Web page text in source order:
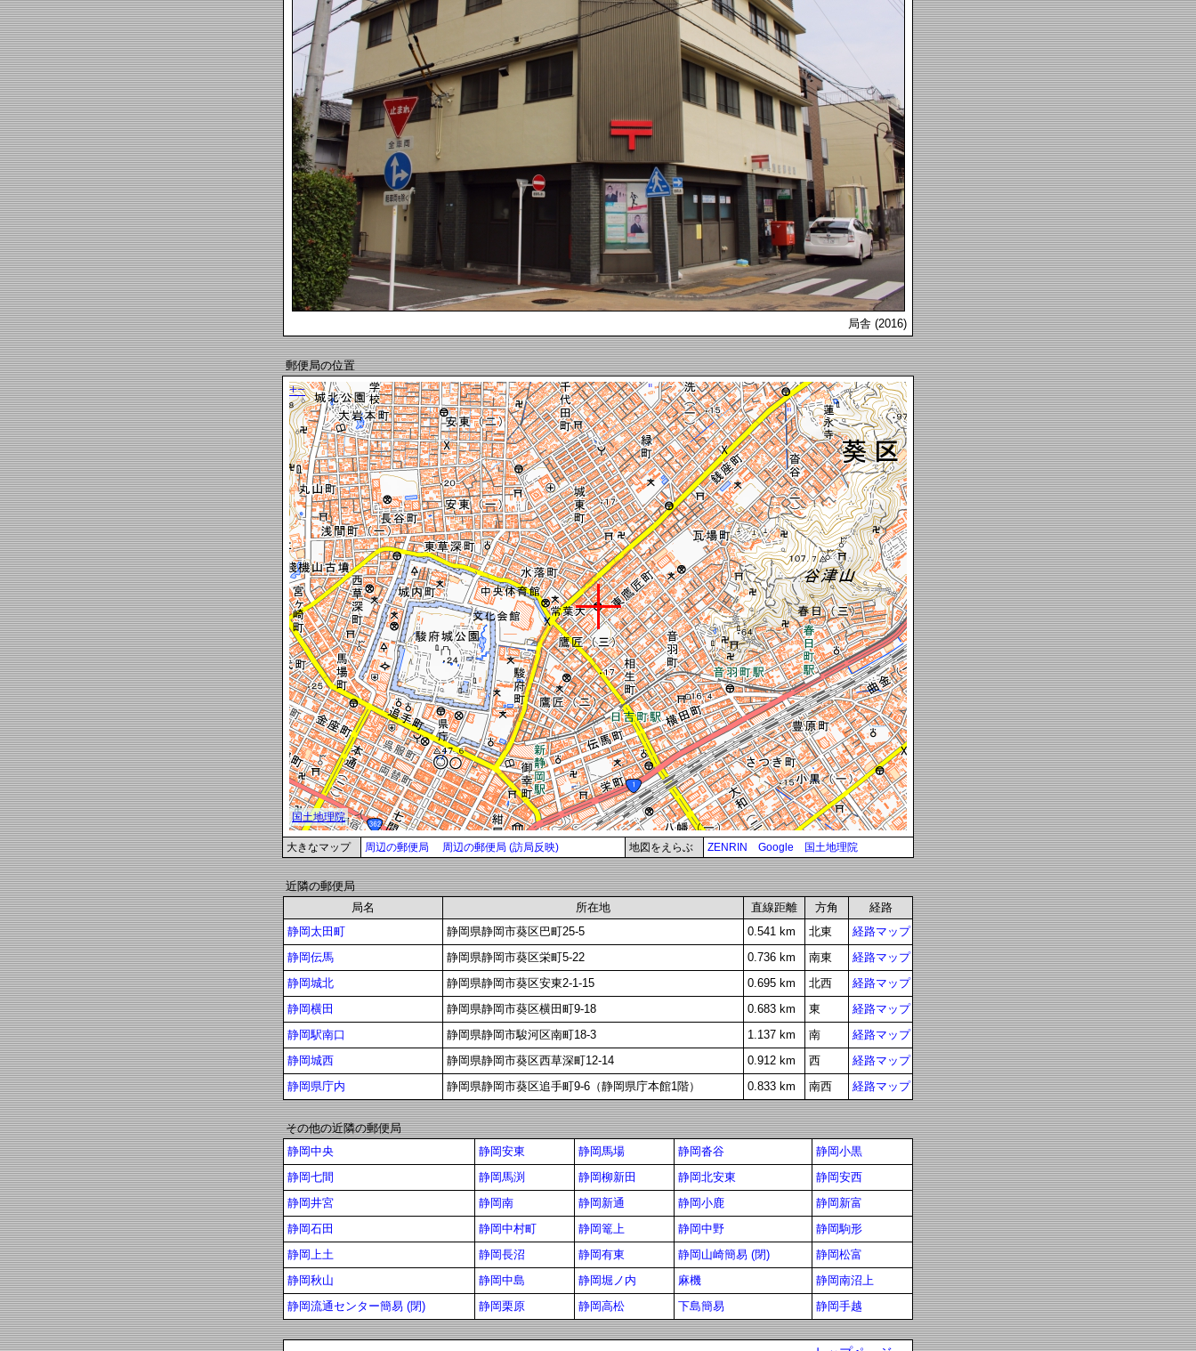
局舎 (2016)
郵便局の位置
大きなマップ 周辺の郵便局 周辺の郵便局 (訪局反映) 地図をえらぶ ZENRIN Google 国土地理院
近隣の郵便局
局名
所在地 直線距離 方角
経路
静岡太田町
静岡県静岡市葵区巴町25-5 0.541 km 北東
経路マップ
静岡伝馬
静岡県静岡市葵区栄町5-22 0.736 km 南東
経路マップ
静岡城北
静岡県静岡市葵区安東2-1-15 0.695 km 北西
経路マップ
静岡横田
静岡県静岡市葵区横田町9-18 0.683 km 東
経路マップ
静岡駅南口
静岡県静岡市駿河区南町18-3 1.137 km 南
経路マップ
静岡城西
静岡県静岡市葵区西草深町12-14 0.912 km 西
経路マップ
静岡県庁内
静岡県静岡市葵区追手町9-6（静岡県庁本館1階） 0.833 km 南西 経路マップ
その他の近隣の郵便局
静岡中央
静岡安東 静岡馬場 静岡沓谷
静岡小黒
静岡七間
静岡馬渕 静岡柳新田 静岡北安東
静岡安西
静岡井宮
静岡南 静岡新通 静岡小鹿
静岡新富
静岡石田
静岡中村町 静岡篭上 静岡中野
静岡駒形
静岡上土
静岡長沼 静岡有東 静岡山崎簡易 (閉)
静岡松富
静岡秋山
静岡中島 静岡堀ノ内 麻機
静岡南沼上
静岡流通センター簡易 (閉)
静岡栗原 静岡高松 下島簡易 静岡手越